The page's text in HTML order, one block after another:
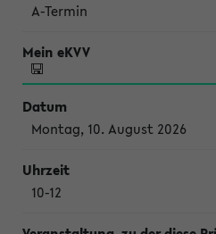
A-Termin
Montag, 10. August 2026
10-12